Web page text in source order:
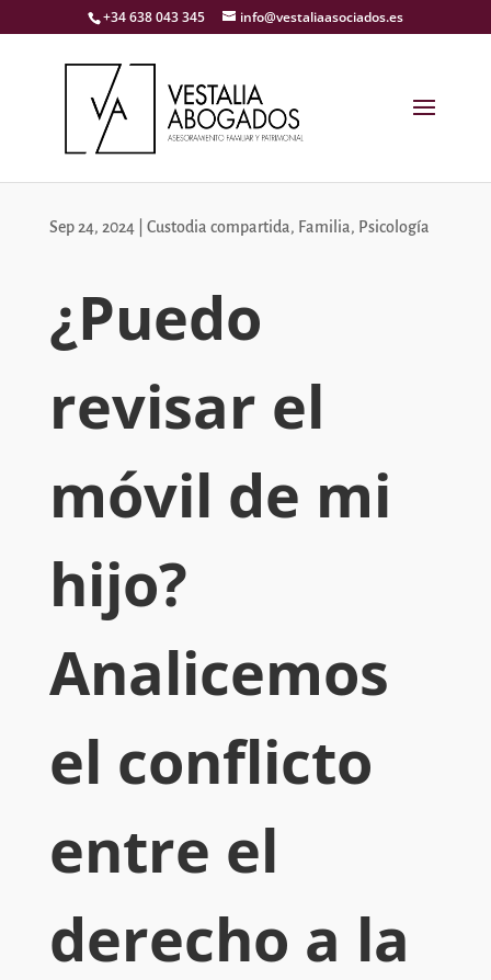
+34 638 043 345 info@vestaliaasociados.es
Sep 24, 2024| Custodia compartida, Familia, Psicología
¿Puedo
revisar el
móvil de mi
hijo?
Analicemos
el conflicto
entre el
derecho a la